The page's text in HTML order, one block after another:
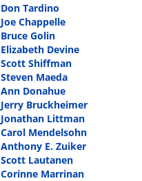
Don Tardino
Joe Chappelle
Bruce Golin
Elizabeth Devine
Scott Shiffman
Steven Maeda
Ann Donahue
Jerry Bruckheimer
Jonathan Littman
Carol Mendelsohn
Anthony E. Zuiker
Scott Lautanen
Corinne Marrinan